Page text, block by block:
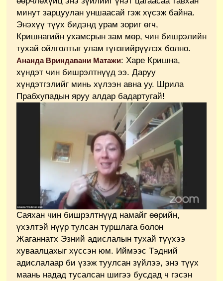
минут зарцуулан уншаасай гэж хүсэж байна.
Энэхүү түүх бидэнд урам зориг өгч,
Кришнагийн ухамсрын зам мөр, чин бишрэлийн
тухай ойлголтыг улам гүнзгийрүүлэх болно.
Ананда Вриндавани Матажи: Харе Кришна,
хүндэт чин бишрэлтнүүд ээ. Даруу
хүндэтгэлийг минь хүлээн авна уу. Шрила
Прабхупадын яруу алдар бадартугай!
Саяхан чин бишрэлтнүүд намайг өөрийн,
үхэлтэй нүүр тулсан туршлага болон
Жаганнатх Эзний адислалын тухай түүхээ
хуваалцахыг хүссэн юм. Иймээс Тэдний
адислалаар би үзэж туулсан зүйлээ, энэ түүх
маань надад тусалсан шигээ бусдад ч гэсэн